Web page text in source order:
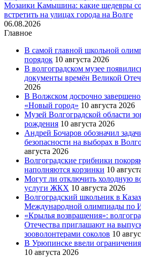
Мозаики Камышина: какие шедевры
встретить на улицах города на Волге
06.08.2026
Главное
В самой главной школьной
порядок 10 августа 2026
В волгоградском музее
документы времён Великой
2026
В Волжском досрочно завершено
«Новый город» 10 августа 2026
Музей Волгоградской области
рождения 10 августа 2026
Андрей Бочаров обозначил
безопасности на выборах в
августа 2026
Волгоградские грибники
наполняются корзинки 10
Могут ли отключить холодную
услуги ЖКХ 10 августа 2026
Волгоградский школьник в
Международной олимпиады по
«Крылья возвращения»:
Отечества приглашают на
зооволонтерами соколов 10
В Урюпинске ввели
10 августа 2026